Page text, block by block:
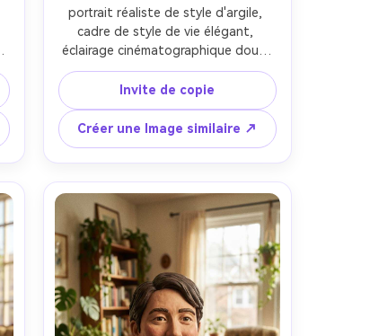
portrait réaliste de style d'argile,
cadre de style de vie élégant,
éclairage cinématographique doux,
objectif 85 mm, profondeur de
champ peu profonde, composition
éditoriale, texture naturelle de la
peau-AR 4:5
Invite de copie
Créer une Image similaire ↗